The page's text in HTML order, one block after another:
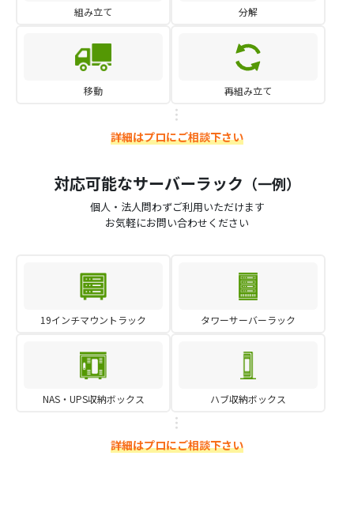
組み立て 分解
移動 再組み立て
詳細はプロにご相談下さい
対応可能なサーバーラック （一例）
個人・法人問わずご利用いただけます
お気軽にお問い合わせください
19インチマウントラック タワーサーバーラック
NAS・UPS収納ボックス ハブ収納ボックス
詳細はプロにご相談下さい